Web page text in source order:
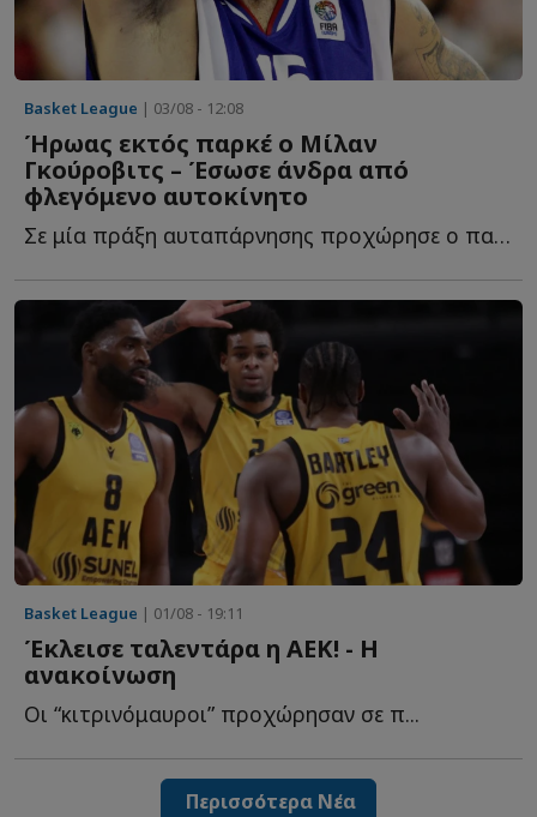
Basket League | 03/08 - 12:08
Ήρωας εκτός παρκέ ο Μίλαν
Γκούροβιτς – Έσωσε άνδρα από
φλεγόμενο αυτοκίνητο
Σε μία πράξη αυταπάρνησης προχώρησε ο παλαίμαχος άσος τ...
Basket League | 01/08 - 19:11
Έκλεισε ταλεντάρα η ΑΕΚ! - Η
ανακοίνωση
Οι “κιτρινόμαυροι” προχώρησαν σε π...
Περισσότερα Νέα